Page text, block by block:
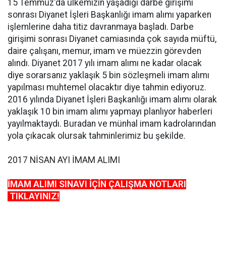
15 Temmuz'da ülkemizin yaşadığı darbe girişimi
sonrası Diyanet İşleri Başkanlığı imam alımı yaparken
işlemlerine daha titiz davranmaya başladı. Darbe
girişimi sonrası Diyanet camiasında çok sayıda müftü,
daire çalışanı, memur, imam ve müezzin görevden
alındı. Diyanet 2017 yılı imam alımı ne kadar olacak
diye sorarsanız yaklaşık 5 bin sözleşmeli imam alımı
yapılması muhtemel olacaktır diye tahmin ediyoruz.
2016 yılında Diyanet İşleri Başkanlığı imam alımı olarak
yaklaşık 10 bin imam alımı yapmayı planlıyor haberleri
yayılmaktaydı. Buradan ve münhal imam kadrolarından
yola çıkacak olursak tahminlerimiz bu şekilde.
2017 NİSAN AYI İMAM ALIMI
İMAM ALIMI SINAVI İÇİN ÇALIŞMA NOTLARI
TIKLAYINIZ!